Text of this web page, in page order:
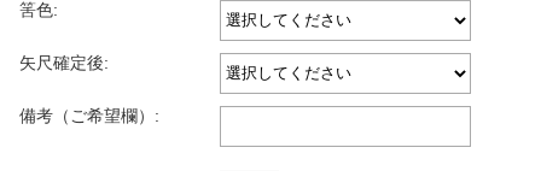
筈色:
矢尺確定後:
備考（ご希望欄）: